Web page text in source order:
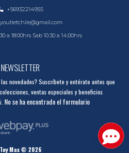
+56932214955
a 18:00hrs Sab 10:30 a 14:00hrs
NEWSLETTER
novedades? Suscríbete y entérate antes que
ventas especiales y beneficios
No se ha encontrado el formulario
Toy Max © 2026